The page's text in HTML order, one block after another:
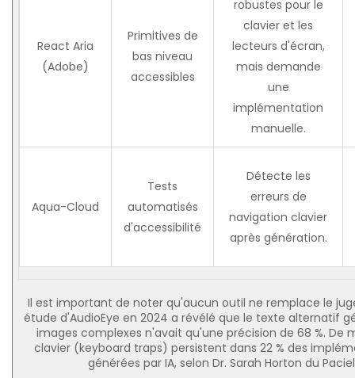
React Aria
(Adobe)
Primitives de
bas niveau
accessibles
robustes pour le
clavier et les
lecteurs d'écran,
mais demande
une
implémentation
manuelle.
Aqua-Cloud
Tests
automatisés
d'accessibilité
Détecte les
erreurs de
navigation clavier
après génération.
Il est important de noter qu'aucun outil ne remplace le
étude d'AudioEye en 2024 a révélé que le texte alternatif
images complexes n'avait qu'une précision de 68 %. De
clavier (keyboard traps) persistent dans 22 % des
générées par IA, selon Dr. Sarah Horton du